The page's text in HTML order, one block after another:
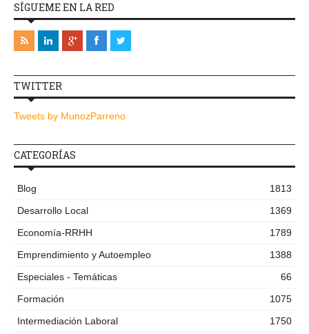
SÍGUEME EN LA RED
TWITTER
Tweets by MunozParreno
CATEGORÍAS
Blog
1813
Desarrollo Local
1369
Economía-RRHH
1789
Emprendimiento y Autoempleo
1388
Especiales - Temáticas
66
Formación
1075
Intermediación Laboral
1750